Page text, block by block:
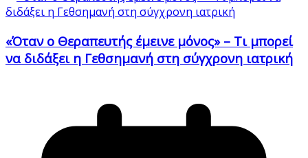
«Όταν ο Θεραπευτής έμεινε μόνος» – Τι μπορεί
να διδάξει η Γεθσημανή στη σύγχρονη ιατρική